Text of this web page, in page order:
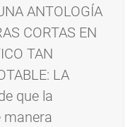
ANTOLOGÍA
CORTAS EN
TAN
LA
que la
manera